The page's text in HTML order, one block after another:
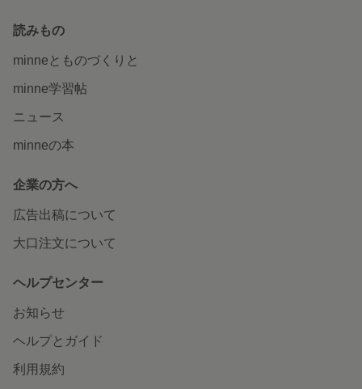
読みもの
minneとものづくりと
minne学習帖
ニュース
minneの本
企業の方へ
広告出稿について
大口注文について
ヘルプセンター
お知らせ
ヘルプとガイド
利用規約